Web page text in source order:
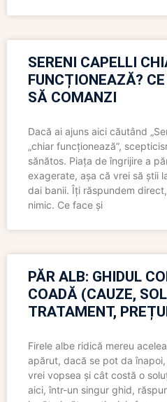
SERENI CAPELLI
FUNCȚIONEAZĂ?
SĂ COMANZI
Dacă ai ajuns aici căutând
„chiar funcționează”,
sănătos. Piața de îngrijire a
exagerate, așa că vrei să știi
dai banii. Îți răspundem
nimic. Ce face și
PĂR ALB: GHIDUL
COADĂ (CAUZE,
TRATAMENT,
Firele albe ridică mereu
apărut, dacă se pot da
vrei vopsea și cât costă o
aici, într-un singur ghid,